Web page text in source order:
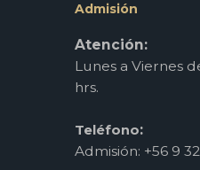
Admisión
Atención:
Lunes a Viernes
hrs.
Teléfono:
Admisión: +56 9